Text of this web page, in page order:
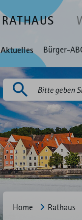
RATHAUS
Aktuelles Bürger-
Suchen
Home Rathaus